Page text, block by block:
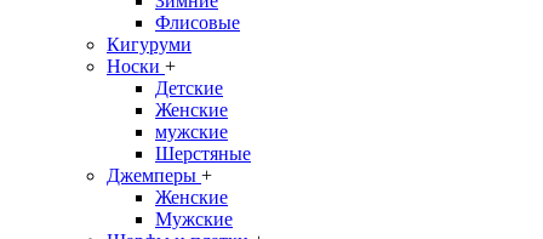
Флисовые
Кигуруми
Носки +
Детские
Женские
мужские
Шерстяные
Джемперы +
Женские
Мужские